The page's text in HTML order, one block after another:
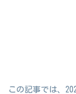
この記事では、